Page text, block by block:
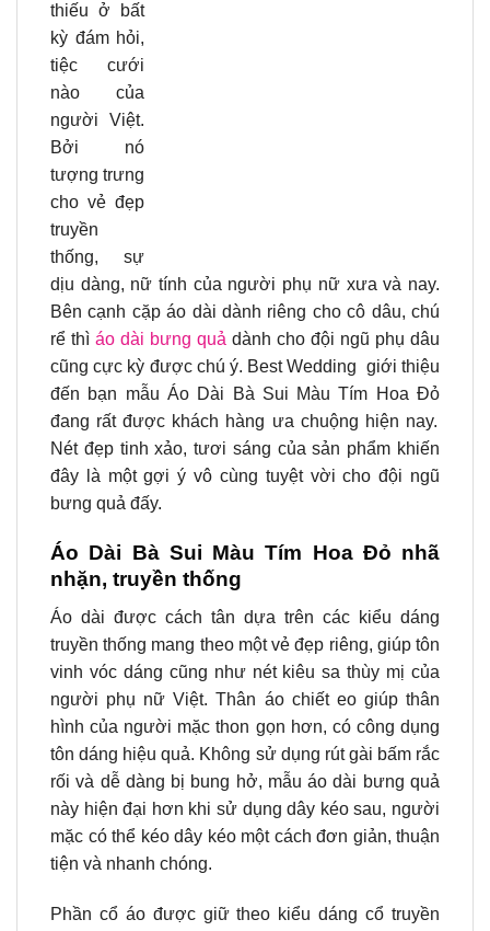
thiếu ở bất
kỳ đám hỏi,
tiệc cưới
nào của
người Việt.
Bởi nó
tượng trưng
cho vẻ đẹp
truyền
thống, sự
dịu dàng, nữ tính của người phụ nữ xưa và nay.
Bên cạnh cặp áo dài dành riêng cho cô dâu, chú
rể thì áo dài bưng quả dành cho đội ngũ phụ dâu
cũng cực kỳ được chú ý. Best Wedding giới thiệu
đến bạn mẫu Áo Dài Bà Sui Màu Tím Hoa Đỏ
đang rất được khách hàng ưa chuộng hiện nay.
Nét đẹp tinh xảo, tươi sáng của sản phẩm khiến
đây là một gợi ý vô cùng tuyệt vời cho đội ngũ
bưng quả đấy.
Áo Dài Bà Sui Màu Tím Hoa Đỏ nhã
nhặn, truyền thống
Áo dài được cách tân dựa trên các kiểu dáng
truyền thống mang theo một vẻ đẹp riêng, giúp tôn
vinh vóc dáng cũng như nét kiêu sa thùy mị của
người phụ nữ Việt. Thân áo chiết eo giúp thân
hình của người mặc thon gọn hơn, có công dụng
tôn dáng hiệu quả. Không sử dụng rút gài bấm rắc
rối và dễ dàng bị bung hở, mẫu áo dài bưng quả
này hiện đại hơn khi sử dụng dây kéo sau, người
mặc có thể kéo dây kéo một cách đơn giản, thuận
tiện và nhanh chóng.
Phần cổ áo được giữ theo kiểu dáng cổ truyền